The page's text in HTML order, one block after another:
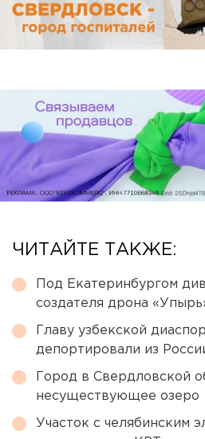
ЧИТАЙТЕ ТАКЖЕ:
Под Екатеринбургом
создателя дрона
Главу узбекской
депортировали из
Город в Свердловской
несуществующее озеро
Участок с челябинским